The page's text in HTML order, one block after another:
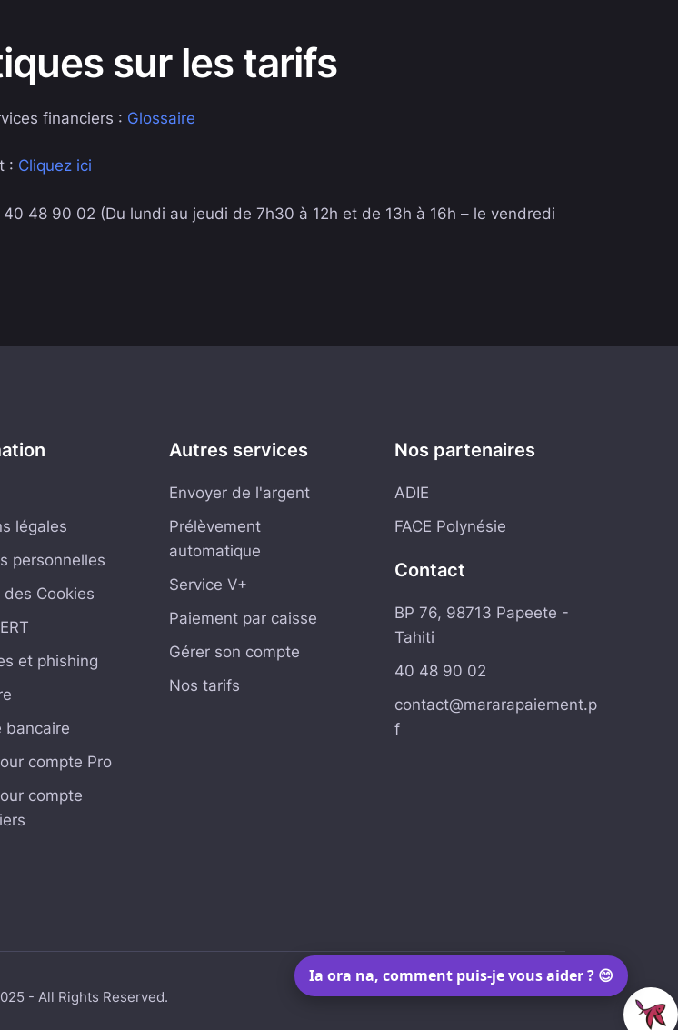
sur les tarifs
financiers : Glossaire
: Cliquez ici
48 90 02 (Du lundi au jeudi de 7h30 à 12h et de 13h à 16h – le vendredi
légales
personnelles
des Cookies
et phishing
bancaire
compte Pro
compte
Autres services
Envoyer de l'argent
Prélèvement
automatique
Service V+
Paiement par caisse
Gérer son compte
Nos tarifs
Nos partenaires
ADIE
FACE Polynésie
Contact
BP 76, 98713 Papeete -
Tahiti
40 48 90 02
contact@mararapaiement.p
f
- All Rights Reserved.